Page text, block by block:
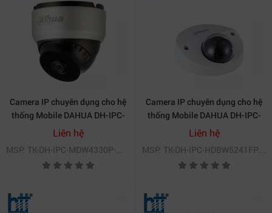
Camera IP chuyên dụng cho hệ
thống Mobile DAHUA DH-IPC-
MDW4330P-M12
Liên hệ
MSP: TK-DH-IPC-MDW4330P-M12
Camera IP chuyên dụng cho hệ
thống Mobile DAHUA DH-IPC-
HDBW5241FP-M-SA
Liên hệ
MSP: TK-DH-IPC-HDBW5241FP-M-SA